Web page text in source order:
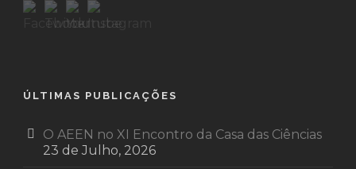
ÚLTIMAS PUBLICAÇÕES
O AEEN no XI Encontro da Casa das Ciências
23 de Julho, 2026